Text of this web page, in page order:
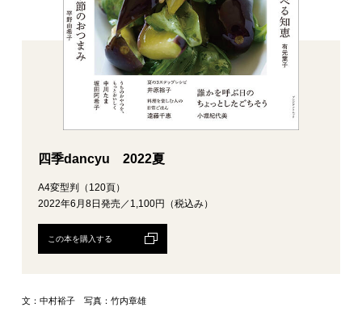
四季dancyu 2022夏
A4変型判（120頁）
2022年6月8日発売／1,100円（税込み）
この本を購入する
文：中村裕子 写真：竹内章雄